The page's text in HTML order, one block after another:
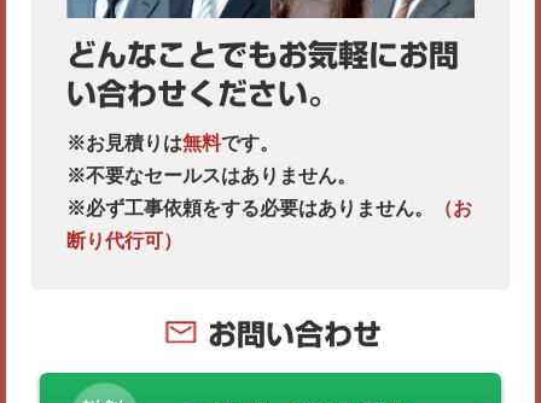
どんなことでもお気軽にお問
い合わせください。
※お見積りは無料です。
※不要なセールスはありません。
※必ず工事依頼をする必要はありません。
（お
断り代行可）
お問い合わせ